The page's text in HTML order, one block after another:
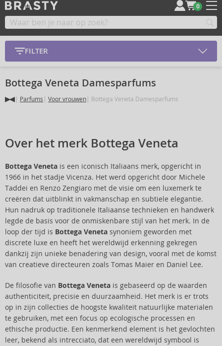
0
FILTER
Bottega Veneta Damesparfums
Parfums Voor vrouwen Bottega Veneta Damesparfums
Over het merk Bottega Veneta
Bottega Veneta is een iconisch Italiaans merk, opgericht in
1966 in het stadje Vicenza. Het werd opgericht door Michele
Taddei en Renzo Zengiaro met de visie om een luxemerk te
creëren dat uitblinkt in vakmanschap en subtiele elegantie.
Hun nadruk op traditionele Italiaanse technieken en handwerk
legde de basis voor de onmiskenbare stijl van het merk. In de
loop der tijd is Bottega Veneta synoniem geworden met
discrete luxe en heeft het wereldwijd erkenning gekregen
dankzij zijn unieke benadering van design, vooral met de komst
van creatieve directeuren zoals Tomas Maier en Daniel Lee.
De filosofie van Bottega Veneta is gebaseerd op de waarden
authenticiteit, precisie en duurzaamheid. Het merk is er trots
op in zijn collecties de hoogste kwaliteit natuurlijke materialen
te gebruiken, met een focus op ecologische processen en
ethische productie. Een kenmerkend element is het gevlochten
leer, bekend als intrecciato, dat een wereldwijd symbool is